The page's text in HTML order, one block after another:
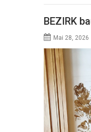
BEZIRK
Mai 28, 2026